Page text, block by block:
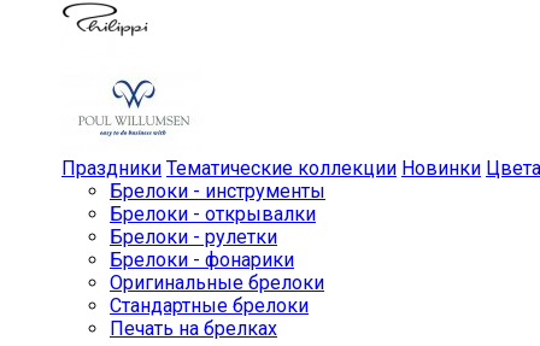
Праздники Тематические коллекции Новинки Цвета
Брелоки - инструменты
Брелоки - открывалки
Брелоки - рулетки
Брелоки - фонарики
Оригинальные брелоки
Стандартные брелоки
Печать на брелках